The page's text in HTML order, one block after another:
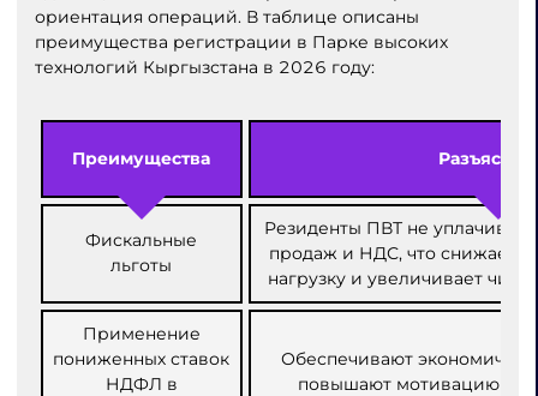
ориентация операций. В таблице описаны
преимущества регистрации в Парке высоких
технологий Кыргызстана в 2026 году:
Преимущества
Фискальные
льготы
Резиденты ПВТ не
продаж и НДС, что снижает
нагрузку и увеличивает
Применение
пониженных ставок
НДФЛ в
Обеспечивают
повышают мотивацию